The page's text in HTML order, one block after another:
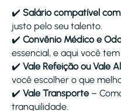
✔️ Salário compatível
justo pelo seu talento.
✔️ Convênio Médico e
essencial, e aqui você
✔️ Vale Refeição ou Vale
você escolher o que
✔️ Vale Transporte –
tranquilidade.